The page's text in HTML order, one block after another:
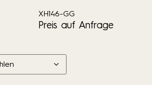
XH146-GG
Preis auf Anfrage